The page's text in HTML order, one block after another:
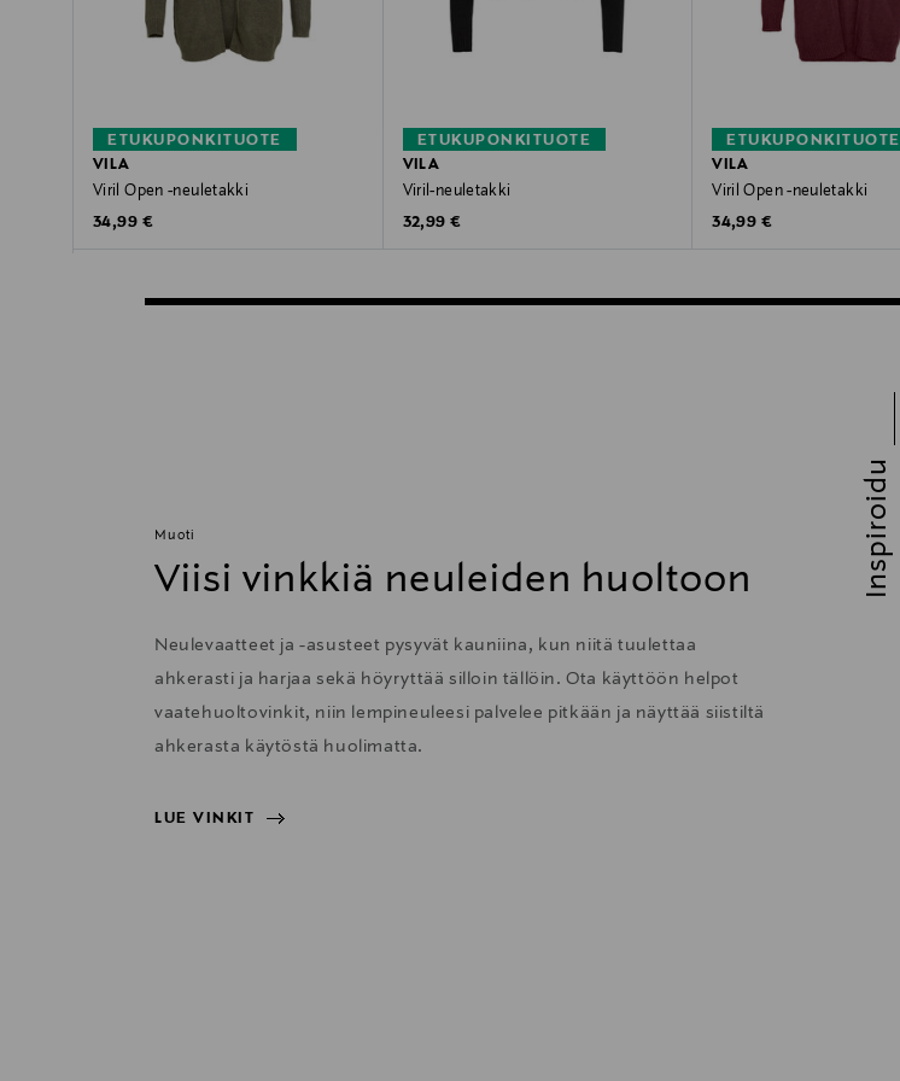
ETUKUPONKITUOTE
VILA
Viril Open -neuletakki
Original Price
34,99 €
ETUKUPONKITUOTE
VILA
Viril-neuletakki
Original Price
32,99 €
ETUKUPONKITUOTE
VILA
Viril Open -neuletakki
Original Price
34,99 €
Muoti
Viisi vinkkiä neuleiden huoltoon
Neulevaatteet ja -asusteet pysyvät kauniina, kun niitä tuulettaa
ahkerasti ja harjaa sekä höyryttää silloin tällöin. Ota käyttöön helpot
vaatehuoltovinkit, niin lempineuleesi palvelee pitkään ja näyttää siistiltä
ahkerasta käytöstä huolimatta.
LUE VINKIT
Inspiroidu